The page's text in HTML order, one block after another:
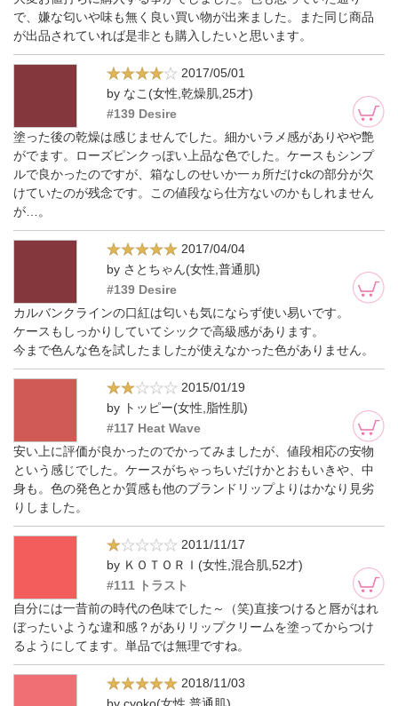
で、嫌な匂いや味も無く良い買い物が出来ました。また同じ商品
が出品されていれば是非とも購入したいと思います。
2017/05/01
by なこ(女性,乾燥肌,25才)
#139 Desire
塗った後の乾燥は感じませんでした。細かいラメ感がありやや艶
がでます。ローズピンクっぽい上品な色でした。ケースもシンプ
ルで良かったのですが、箱なしのせいか一ヵ所だけckの部分が欠
けていたのが残念です。この値段なら仕方ないのかもしれません
が…。
2017/04/04
by さとちゃん(女性,普通肌)
#139 Desire
カルバンクラインの口紅は匂いも気にならず使い易いです。
ケースもしっかりしていてシックで高級感があります。
今まで色んな色を試したましたが使えなかった色がありません。
2015/01/19
by トッピー(女性,脂性肌)
#117 Heat Wave
安い上に評価が良かったのでかってみましたが、値段相応の安物
という感じでした。ケースがちゃっちいだけかとおもいきや、中
身も。色の発色とか質感も他のブランドリップよりはかなり見劣
りしました。
2011/11/17
by ＫＯＴＯＲＩ(女性,混合肌,52才)
#111 トラスト
自分には一昔前の時代の色味でした～（笑)直接つけると唇がはれ
ぼったいような違和感？がありリップクリームを塗ってからつけ
るようにしてます。単品では無理ですね。
2018/11/03